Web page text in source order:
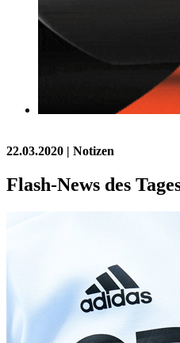
22.03.2020 | Notizen
Flash-News des